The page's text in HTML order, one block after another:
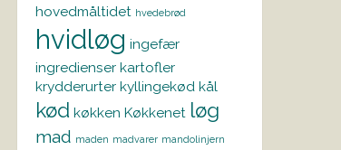
hovedmåltidet hvedebrød
hvidløg ingefær
ingredienser kartofler
krydderurter kyllingekød kål
kød køkken Køkkenet løg
mad maden madvarer mandolinjern